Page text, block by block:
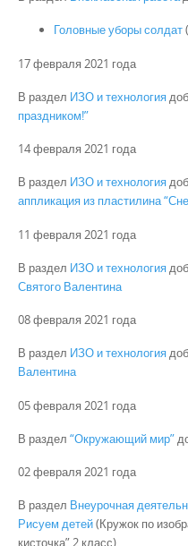
Головные уборы солдат
17 февраля 2021 года
В раздел ИЗО и технология
праздником!”
14 февраля 2021 года
В раздел ИЗО и технология
аппликация из пластилина
11 февраля 2021 года
В раздел ИЗО и технология
Святого Валентина
08 февраля 2021 года
В раздел ИЗО и технология
Валентина
05 февраля 2021 года
В раздел “Окружающий мир”
02 февраля 2021 года
В раздел Внеурочная
Рисуем детей(Кружок по
кисточка”2 класс)